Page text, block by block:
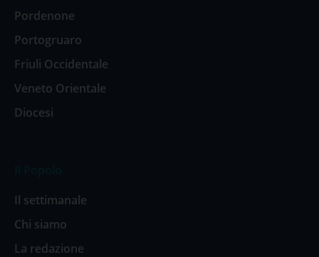
Pordenone
Portogruaro
Friuli Occidentale
Veneto Orientale
Diocesi
Il settimanale
Chi siamo
La redazione